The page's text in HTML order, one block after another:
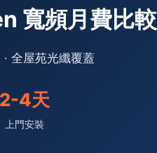
寬頻月費比較
全屋苑光纖覆蓋
2-4天
上門安裝